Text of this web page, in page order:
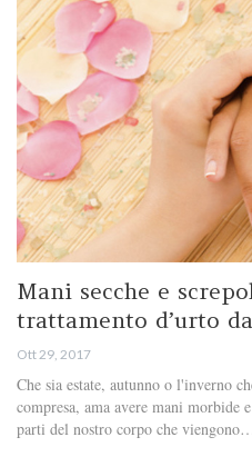
Mani secche e
trattamento d’urto
Ott 29, 2017
Che sia estate, autunno o l'inverno
compresa, ama avere mani morbide
parti del nostro corpo che